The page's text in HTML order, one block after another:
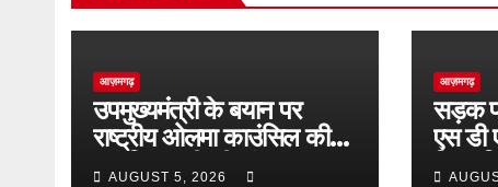
आज़मगढ़
उपमुख्यमंत्री के बयान पर
राष्ट्रीय ओलमा काउंसिल की
आपत्ति, माफी की मांग
AUGUST 5, 2026
आज़मगढ़
सड़क
एस डी
किया